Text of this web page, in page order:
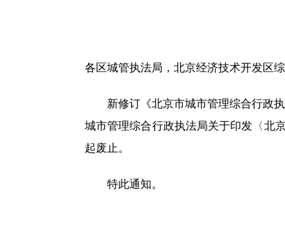
各区城管执法局，北京经济技术开发区
新修订《北京市城市管理综合行政执
城市管理综合行政执法局关于印发〈北
起废止。
特此通知。